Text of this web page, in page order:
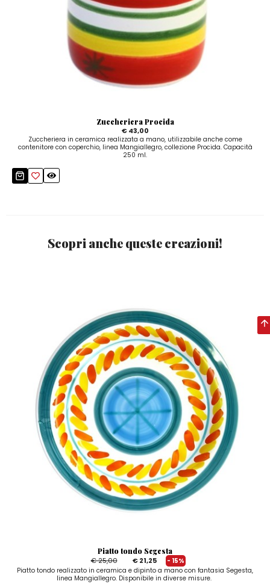
Zuccheriera Procida
€ 43,00
Zuccheriera in ceramica realizzata a mano, utilizzabile anche come
contenitore con coperchio, linea Mangiallegro, collezione Procida. Capacità
250 ml.
Scopri anche queste creazioni!
Piatto tondo Segesta
€ 25,00
€ 21,25
- 15%
Piatto tondo realizzato in ceramica e dipinto a mano con fantasia Segesta,
linea Mangiallegro. Disponibile in diverse misure.